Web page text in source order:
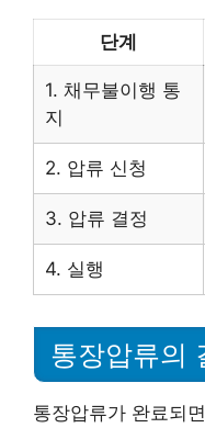
단계
1. 채무불이행 통
지
2. 압류 신청
3. 압류 결정
4. 실행
통장압류의
통장압류가 완료되